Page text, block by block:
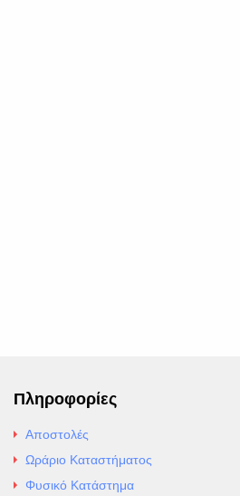
Πληροφορίες
Αποστολές
Ωράριο Καταστήματος
Φυσικό Κατάστημα